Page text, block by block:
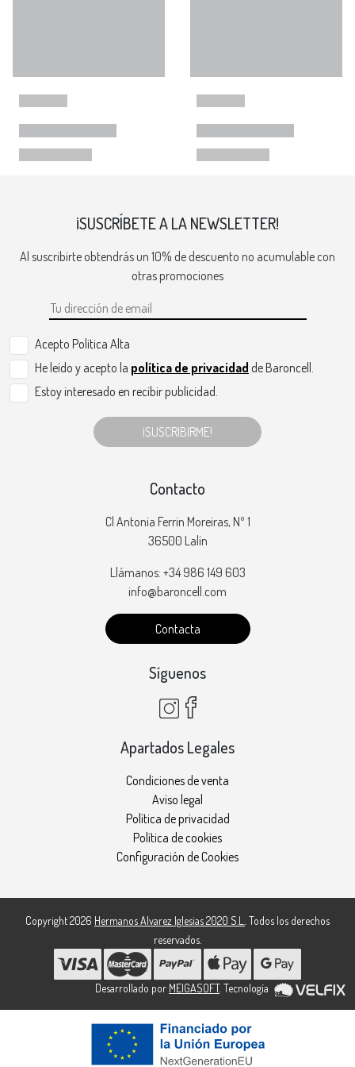
¡SUSCRÍBETE A LA NEWSLETTER!
Al suscribirte obtendrás un 10% de descuento no acumulable con
otras promociones
Acepto Politica Alta
He leído y acepto la política de privacidad de Baroncell.
Estoy interesado en recibir publicidad.
¡SUSCRIBIRME!
Contacto
Cl Antonia Ferrin Moreiras, Nº 1
36500 Lalín
Llámanos: +34 986 149 603
info@baroncell.com
Contacta
Síguenos
Apartados Legales
Condiciones de venta
Aviso legal
Política de privacidad
Política de cookies
Configuración de Cookies
Copyright 2026 Hermanos Alvarez Iglesias 2020 S.L.. Todos los derechos
reservados.
Desarrollado por MEIGASOFT. Tecnología